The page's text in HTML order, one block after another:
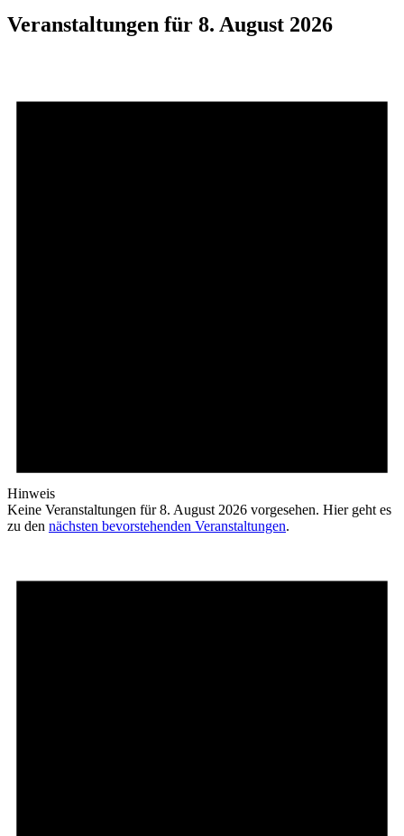
Veranstaltungen für 8. August 2026
Hinweis
Keine Veranstaltungen für 8. August 2026 vorgesehen. Hier geht es
zu den nächsten bevorstehenden Veranstaltungen.